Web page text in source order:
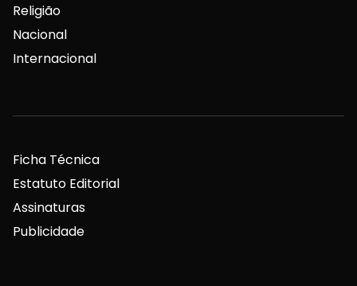
Religião
Nacional
Internacional
Ficha Técnica
Estatuto Editorial
Assinaturas
Publicidade